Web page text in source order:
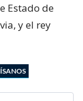
Estado de
y el rey